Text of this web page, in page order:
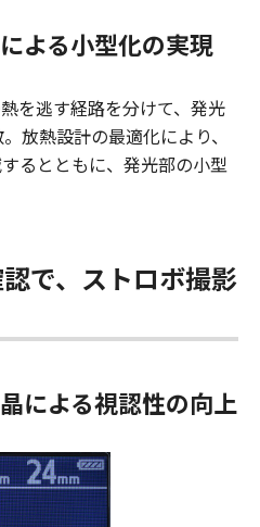
よる小型化の実現
を逃す経路を分けて、発光
放熱設計の最適化により、
るとともに、発光部の小型
で、ストロボ撮影
による視認性の向上